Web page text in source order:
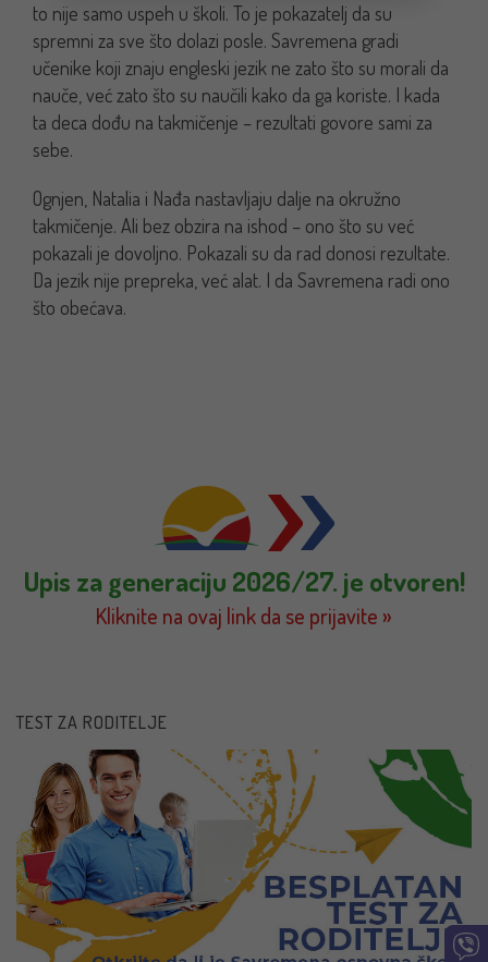
TEST ZA RODITELJE
to nije samo uspeh u školi. To je pokazatelj da su
spremni za sve što dolazi posle. Savremena gradi
učenike koji znaju engleski jezik ne zato što su morali da
nauče, već zato što su naučili kako da ga koriste. I kada
ta deca dođu na takmičenje – rezultati govore sami za
sebe.
Ognjen, Natalia i Nađa nastavljaju dalje na okružno
takmičenje. Ali bez obzira na ishod – ono što su već
pokazali je dovoljno. Pokazali su da rad donosi rezultate.
Da jezik nije prepreka, već alat. I da Savremena radi ono
što obećava.
Upis za generaciju 2026/27. je otvoren!
Kliknite na ovaj link da se prijavite »